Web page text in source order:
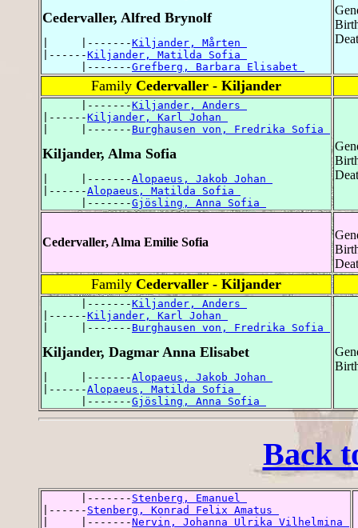
Cedervaller, Alfred Brynolf
|     |-------Kiljander, Mårten
|------Kiljander, Matilda Sofia
      |-------
Grefberg, Barbara Elisabet
Family Cedervaller - Kiljander
      |-------
Kiljander, Anders
|------Kiljander, Karl Johan
|     |------- Burghausen von, Fredrika Sofia
Kiljander, Alma Sofia
|     |-------Alopaeus, Jakob Johan
|------Alopaeus, Matilda Sofia
      |-------
Gjösling, Anna Sofia
Cedervaller, Alma Emilie Sofia
Family Cedervaller - Kiljander
      |-------
Kiljander, Anders
|------Kiljander, Karl Johan
|     |------- Burghausen von, Fredrika Sofia
Kiljander, Dagmar Anna Elisabet
|     |-------Alopaeus, Jakob Johan
|------Alopaeus, Matilda Sofia
      |-------
Gjösling, Anna Sofia
Back
      |-------
Stenberg, Emanuel
|------ Stenberg, Konrad Felix Amatus
|     |-------Nervin, Johanna Ulrika Vilhelmina